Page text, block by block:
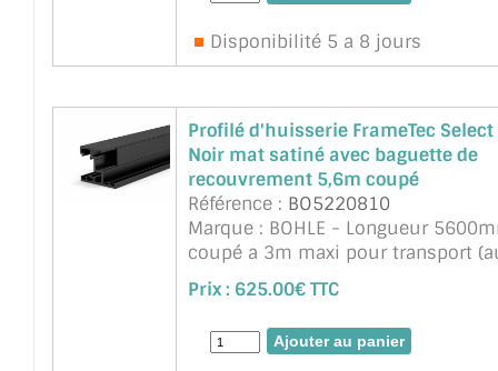
Disponibilité 5 a 8 jours
Profilé d'huisserie FrameTec Select
Noir mat satiné avec baguette de
recouvrement 5,6m coupé
Référence : BO5220810
Marque : BOHLE - Longueur
coupé a 3m maxi pour transport
contrainte nous consulter).
Accessoires pour charnières,
etc... a commander séparément . 3
charnières ...suite
Prix : 625.00€ TTC